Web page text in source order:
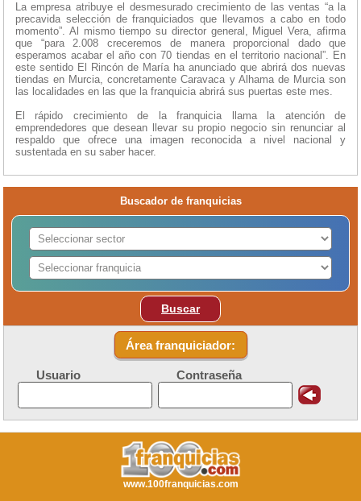
La empresa atribuye el desmesurado crecimiento de las ventas “a la
precavida selección de franquiciados que llevamos a cabo en todo
momento”. Al mismo tiempo su director general, Miguel Vera, afirma
que “para 2.008 creceremos de manera proporcional dado que
esperamos acabar el año con 70 tiendas en el territorio nacional”. En
este sentido El Rincón de María ha anunciado que abrirá dos nuevas
tiendas en Murcia, concretamente Caravaca y Alhama de Murcia son
las localidades en las que la franquicia abrirá sus puertas este mes.
El rápido crecimiento de la franquicia llama la atención de
emprendedores que desean llevar su propio negocio sin renunciar al
respaldo que ofrece una imagen reconocida a nivel nacional y
sustentada en su saber hacer.
Buscador de franquicias
Buscar
Área franquiciador:
Usuario Contraseña
www.100franquicias.com